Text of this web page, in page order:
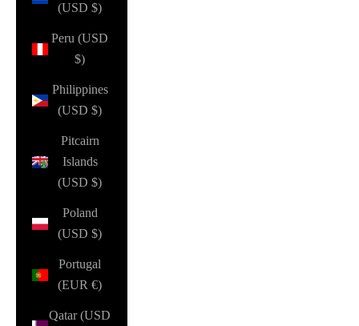
(USD $)
Peru (USD
$)
Philippines
(USD $)
Pitcairn
Islands
(USD $)
Poland
(USD $)
Portugal
(EUR €)
Qatar (USD